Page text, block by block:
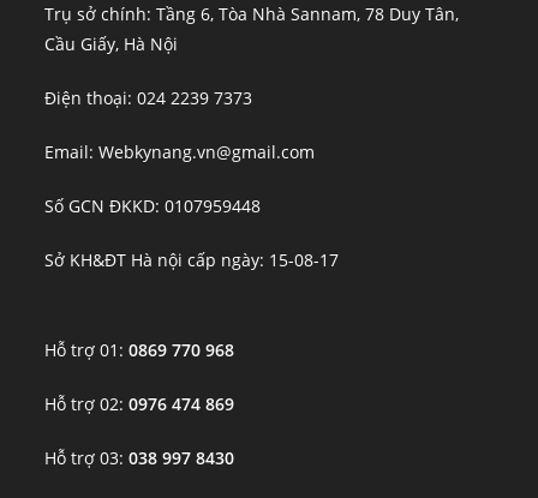
Trụ sở chính: Tầng 6, Tòa Nhà Sannam, 78 Duy Tân,
Cầu Giấy, Hà Nội
Điện thoại: 024 2239 7373
Email: Webkynang.vn@gmail.com
Số GCN ĐKKD: 0107959448
Sở KH&ĐT Hà nội cấp ngày: 15-08-17
Hỗ trợ 01:0869 770 968
Hỗ trợ 02:0976 474 869
Hỗ trợ 03:038 997 8430